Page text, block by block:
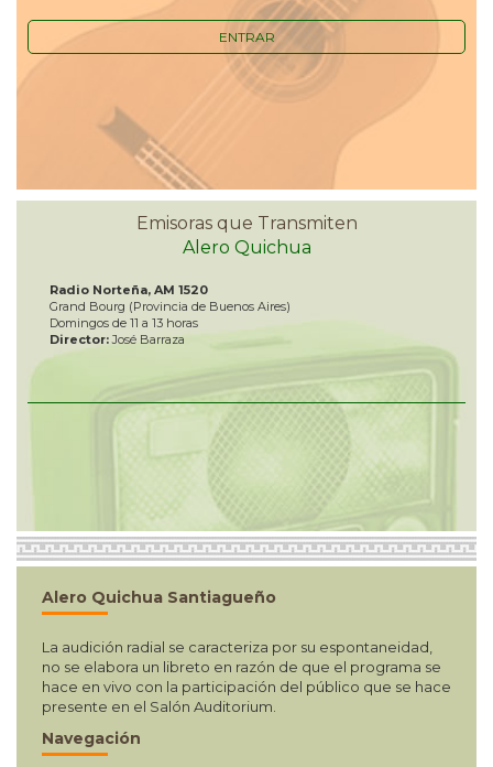
ENTRAR
Emisoras que Transmiten
Alero Quichua
Radio Norteña, AM 1520
Grand Bourg (Provincia de Buenos Aires)
Domingos de 11 a 13 horas
Director:José Barraza
Alero Quichua Santiagueño
La audición radial se caracteriza por su espontaneidad,
no se elabora un libreto en razón de que el programa se
hace en vivo con la participación del público que se hace
presente en el Salón Auditorium.
Navegación